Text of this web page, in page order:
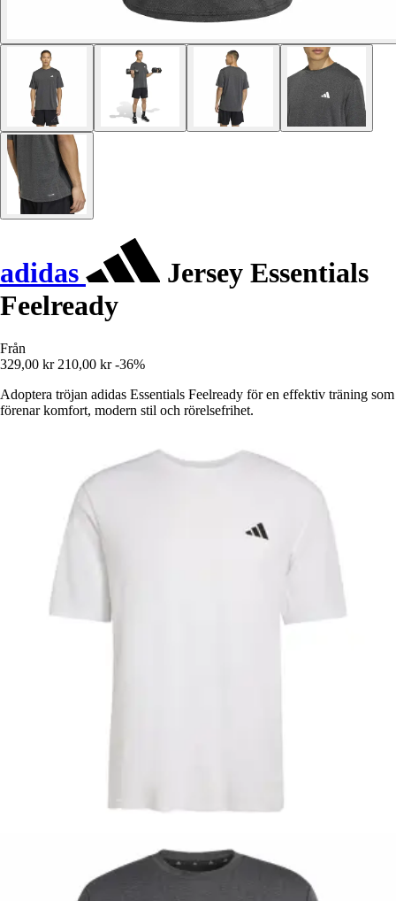
adidas
Jersey Essentials
Feelready
Från
329,00 kr 210,00 kr -36%
Adoptera tröjan adidas Essentials Feelready för en effektiv träning som
förenar komfort, modern stil och rörelsefrihet.